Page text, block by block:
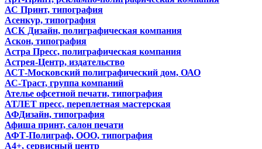
АС Принт, типография
Асенкур, типография
АСК Дизайн, полиграфическая компания
Аскон, типография
Астра Пресс, полиграфическая компания
Астрея-Центр, издательство
АСТ-Московский полиграфический дом, ОАО
АС-Траст, группа компаний
Ателье офсетной печати, типография
АТЛЕТ пресс, переплетная мастерская
АФДизайн, типография
Афиша принт, салон печати
АФТ-Полиграф, ООО, типография
А4+, сервисный центр